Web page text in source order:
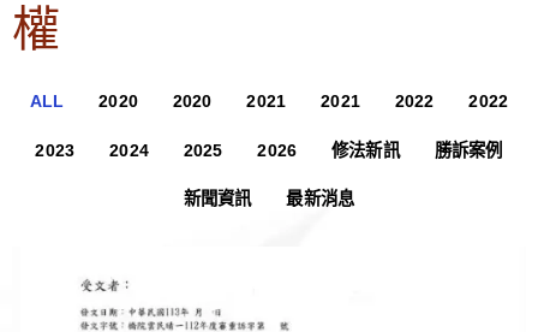
權
ALL 2020 2020 2021 2021 2022 2022
2023 2024 2025 2026 修法新訊 勝訴案例
新聞資訊 最新消息